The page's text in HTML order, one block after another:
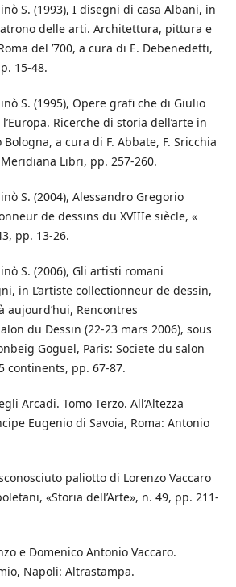
S. (1993), I disegni di casa Albani, in
delle arti. Architettura, pittura e
del ’700, a cura di E. Debenedetti,
15-48.
S. (1995), Opere grafi che di Giulio
Ricerche di storia dell’arte in
a cura di F. Abbate, F. Sricchia
Libri, pp. 257-260.
S. (2004), Alessandro Gregorio
de dessins du XVIIIe siècle, «
pp. 13-26.
S. (2006), Gli artisti romani
in L’artiste collectionneur de dessin,
aujourd’hui, Rencontres
du Dessin (22-23 mars 2006), sous
Goguel, Paris: Societe du salon
continents, pp. 67-87.
Arcadi. Tomo Terzo. All’Altezza
Eugenio di Savoia, Roma: Antonio
paliotto di Lorenzo Vaccaro
«Storia dell’Arte», n. 49, pp. 211-
e Domenico Antonio Vaccaro.
Napoli: Altrastampa.